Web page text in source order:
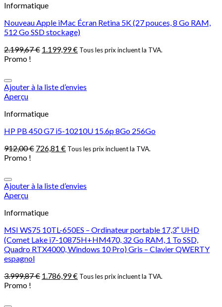
Informatique
Nouveau Apple iMac Écran Retina 5K (27 pouces, 8 Go RAM,
512 Go SSD stockage)
2.199,67€ 1.199,99€ Tous les prix incluent la TVA.
Promo !
Ajouter à la liste d’envies
Aperçu
Informatique
HP PB 450 G7 i5-10210U 15.6p 8Go 256Go
912,00€ 726,81 € Tous les prix incluent la TVA.
Promo !
Ajouter à la liste d’envies
Aperçu
Informatique
MSI WS75 10TL-650ES – Ordinateur portable 17,3″ UHD
(Comet Lake i7-10875H+HM470, 32 Go RAM, 1 To SSD,
Quadro RTX4000, Windows 10 Pro) Gris – Clavier QWERTY
espagnol
3.999,87€ 1.786,99€ Tous les prix incluent la TVA.
Promo !